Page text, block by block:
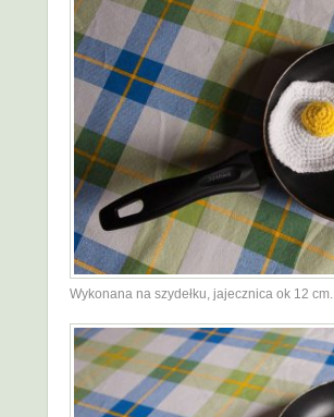
Wykonana na szydełku, jajecznica ok 12 cm.